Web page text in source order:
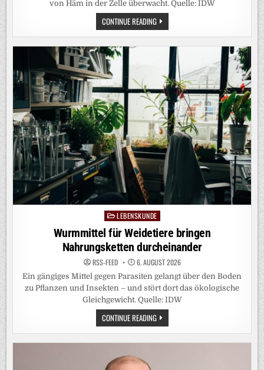
von Häm in der Zelle überwacht. Quelle: IDW
CONTINUE READINGMITOCHONDRIEN
ALS
SENSOR
FÜR
LEBENSWICHTIGES
EISENMOLEKÜL
ENTLARVT
Posted
in
LEBENSKUNDE
Wurmmittel für Weidetiere bringen
Nahrungsketten durcheinander
RSS-FEED 6. AUGUST 2026
Ein gängiges Mittel gegen Parasiten gelangt über den Boden
zu Pflanzen und Insekten – und stört dort das ökologische
Gleichgewicht. Quelle: IDW
CONTINUE READINGWURMMITTEL
FÜR
WEIDETIERE
BRINGEN